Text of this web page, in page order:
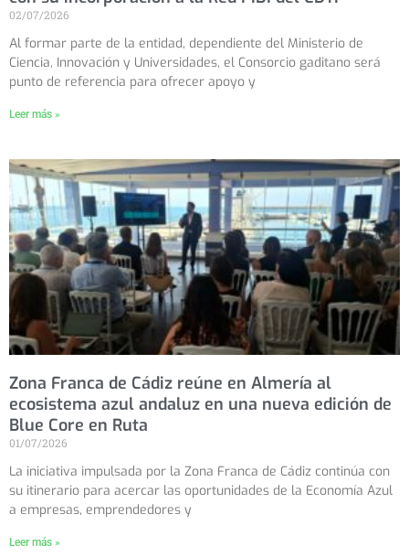
02/07/2026
Al formar parte de la entidad, dependiente del Ministerio de
Ciencia, Innovación y Universidades, el Consorcio gaditano será
punto de referencia para ofrecer apoyo y
Leer más »
Zona Franca de Cádiz reúne en Almería al
ecosistema azul andaluz en una nueva edición de
Blue Core en Ruta
01/07/2026
La iniciativa impulsada por la Zona Franca de Cádiz continúa con
su itinerario para acercar las oportunidades de la Economía Azul
a empresas, emprendedores y
Leer más »